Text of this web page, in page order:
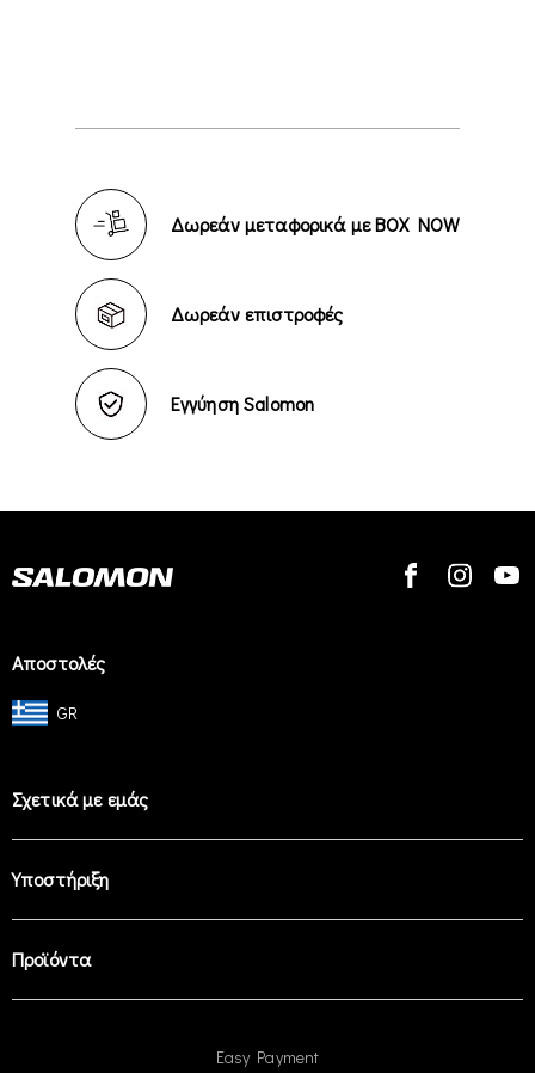
Δωρεάν μεταφορικά με BOX NOW
Δωρεάν επιστροφές
Εγγύηση Salomon
Αποστολές
GR
Σχετικά με εμάς
Υποστήριξη
Προϊόντα
Easy Payment